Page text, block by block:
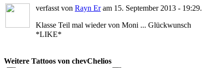
verfasst von Rayn Eram 15. September 2013 - 19:29.
Klasse Teil mal wieder von Moni ... Glückwunsch
*LIKE*
Weitere Tattoos von chevChelios